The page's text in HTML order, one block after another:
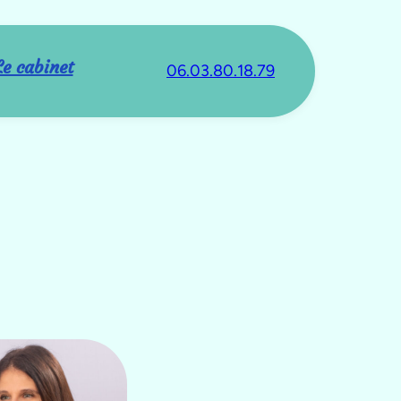
cabinet 06.03.80.18.79